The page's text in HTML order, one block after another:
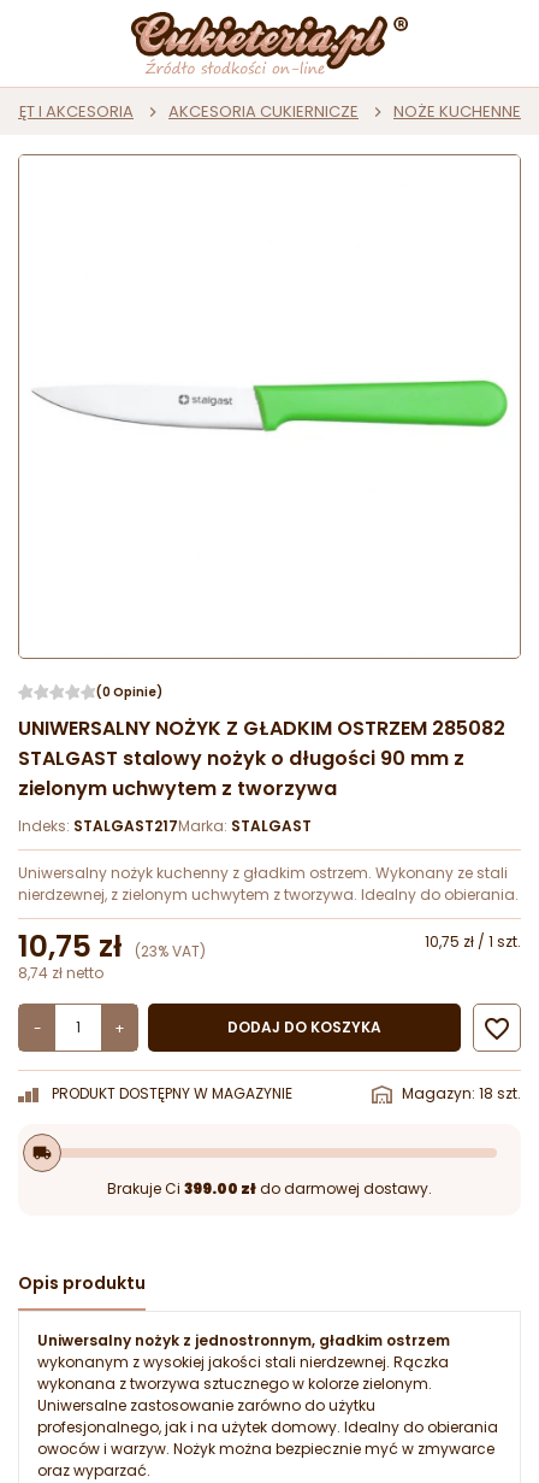
I AKCESORIA AKCESORIA CUKIERNICZE NOŻE KUCHENNE
(0 Opinie)
UNIWERSALNY NOŻYK Z GŁADKIM OSTRZEM 285082
STALGAST stalowy nożyk o długości 90 mm z
zielonym uchwytem z tworzywa
Indeks: STALGAST217Marka: STALGAST
Uniwersalny nożyk kuchenny z gładkim ostrzem. Wykonany ze stali
nierdzewnej, z zielonym uchwytem z tworzywa. Idealny do obierania.
10,75 zł (23% VAT)
10,75 zł / 1 szt.
8,74 zł netto
- + DODAJ DO KOSZYKA 
PRODUKT DOSTĘPNY W MAGAZYNIE Magazyn: 18 szt.
local_shipping
Brakuje Ci 399.00 złdo darmowej dostawy.
Opis produktu
Uniwersalny nożyk z jednostronnym, gładkim ostrzem
wykonanym z wysokiej jakości stali nierdzewnej. Rączka
wykonana z tworzywa sztucznego w kolorze zielonym.
Uniwersalne zastosowanie zarówno do użytku
profesjonalnego, jak i na użytek domowy. Idealny do obierania
owoców i warzyw. Nożyk można bezpiecznie myć w zmywarce
oraz wyparzać.